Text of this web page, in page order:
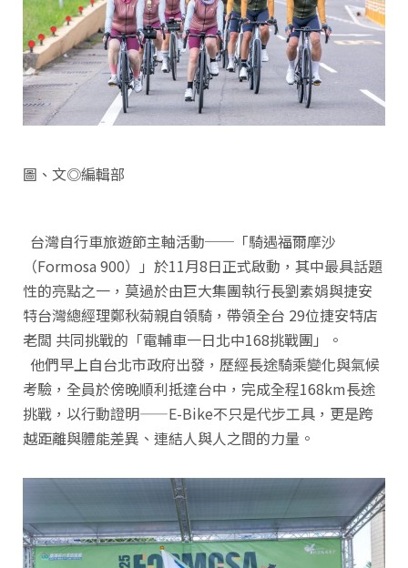
圖、文◎編輯部
台灣自行車旅遊節主軸活動──「騎遇福爾摩沙
（Formosa 900）」於11月8日正式啟動，其中最具話題
性的亮點之一，莫過於由巨大集團執行長劉素娟與捷安
特台灣總經理鄭秋菊親自領騎，帶領全台 29位捷安特店
老闆 共同挑戰的「電輔車一日北中168挑戰團」。
他們早上自台北市政府出發，歷經長途騎乘變化與氣候
考驗，全員於傍晚順利抵達台中，完成全程168km長途
挑戰，以行動證明——E-Bike不只是代步工具，更是跨
越距離與體能差異、連結人與人之間的力量。